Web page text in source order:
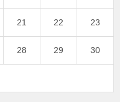
21 22 23
28 29 30